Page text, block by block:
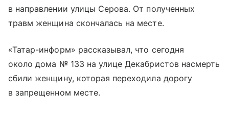
в направлении улицы Серова. От полученных
травм женщина скончалась на месте.
«Татар-информ» рассказывал, что сегодня
около дома № 133 на улице Декабристов насмерть
сбили женщину, которая переходила дорогу
в запрещенном месте.